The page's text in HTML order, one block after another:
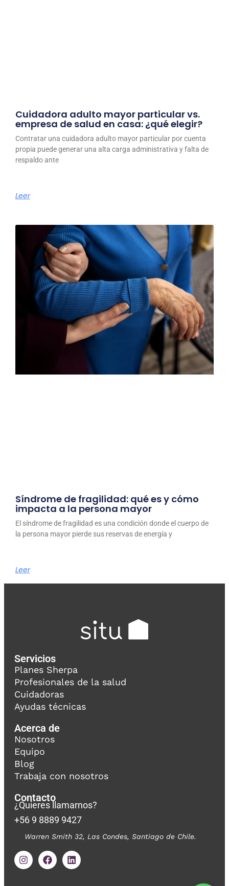
Cuidadora adulto mayor particular vs.
empresa de salud en casa: ¿qué elegir?
Contratar una cuidadora adulto mayor particular por cuenta
propia puede generar una alta carga administrativa y falta de
respaldo ante
Leer
Síndrome de fragilidad: qué es y cómo
impacta a la persona mayor
El síndrome de fragilidad es una condición donde el cuerpo de
la persona mayor pierde sus reservas de energía y
Leer
Servicios
Planes Sherpa
Profesionales de la salud
Cuidadoras
Ayudas técnicas
Acerca de
Nosotros
Equipo
Blog
Trabaja con nosotros
Contacto
¿Quieres llamarnos?
+56 9 8889 9427
Warren Smith 32, Las Condes, Santiago de Chile.